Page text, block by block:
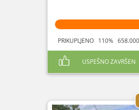
PRIKUPLJENO 110%
USPEŠNO ZAVRŠEN